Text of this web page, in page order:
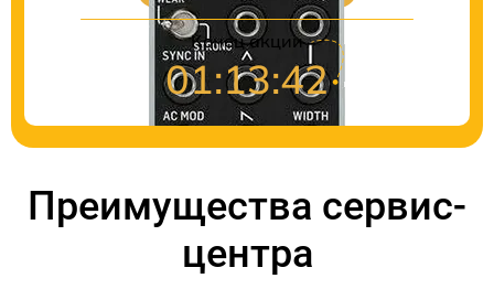
Конец акции
01:13:41
Преимущества сервис-
центра